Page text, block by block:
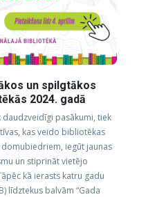
un spilgtākos
2024. gadā
pasākumi, tiek
kas veido bibliotēkas
iegūt jaunas
un stiprināt vietējo
kā ierasts katru gadu
līdztekus balvām “Gada